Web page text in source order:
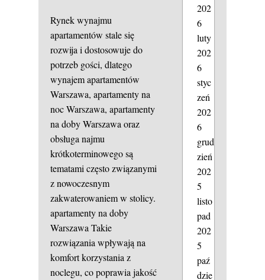
Rynek wynajmu
apartamentów stale się
rozwija i dostosowuje do
potrzeb gości, dlatego
wynajem apartamentów
Warszawa, apartamenty na
noc Warszawa, apartamenty
na doby Warszawa oraz
obsługa najmu
krótkoterminowego są
tematami często związanymi
z nowoczesnym
zakwaterowaniem w stolicy.
apartamenty na doby
Warszawa Takie
rozwiązania wpływają na
komfort korzystania z
noclegu, co poprawia jakość
202
6
luty
202
6
styc
zeń
202
6
grud
zień
202
5
listo
pad
202
5
paź
dzie